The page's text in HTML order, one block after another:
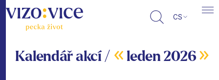
CS
Kalendář akcí / « leden 2026 »